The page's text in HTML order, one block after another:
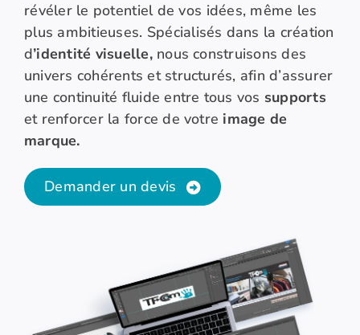
révéler le potentiel de vos idées, même les
plus ambitieuses. Spécialisés dans la création
d’identité visuelle,nous construisons des
univers cohérents et structurés, afin d’assurer
une continuité fluide entre tous vos supports
et renforcer la force de votre image de
marque.
Demander un devis